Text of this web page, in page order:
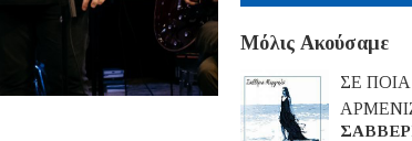
Μόλις Ακούσαμε
ΣΕ